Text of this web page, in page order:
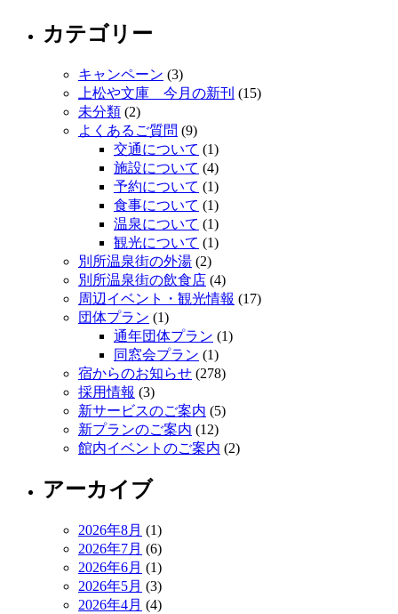
カテゴリー
キャンペーン (3)
上松や文庫 今月の新刊 (15)
未分類 (2)
よくあるご質問 (9)
交通について (1)
施設について (4)
予約について (1)
食事について (1)
温泉について (1)
観光について (1)
別所温泉街の外湯 (2)
別所温泉街の飲食店 (4)
周辺イベント・観光情報 (17)
団体プラン (1)
通年団体プラン (1)
同窓会プラン (1)
宿からのお知らせ (278)
採用情報 (3)
新サービスのご案内 (5)
新プランのご案内 (12)
館内イベントのご案内 (2)
アーカイブ
2026年8月 (1)
2026年7月 (6)
2026年6月 (1)
2026年5月 (3)
2026年4月 (4)